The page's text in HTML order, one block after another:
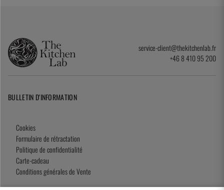
service-client@thekitchenlab.fr
+46 8 410 95 200
BULLETIN D'INFORMATION
Cookies
Formulaire de rétractation
Politique de confidentialité
Carte-cadeau
Conditions générales de Vente